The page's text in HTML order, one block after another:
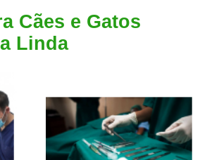
Cães e Gatos
Linda